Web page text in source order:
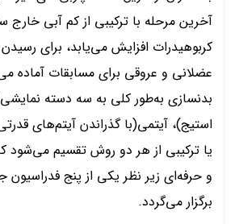
آخرین مرحله با ترکیبی از کم آبی خارج
کربوهیدرات افزایش می‌یابد، برای
عضلانی و عروقی برای مسابقات آماده
بدنسازی به‌طور کلی به سه دسته
استیج)، آیتمی(با گذراندن آیتم‌های
یا ترکیبی از هر دو روش تقسیم می‌شود
و حرفه‌ای زیر نظر یکی از پنج
برگزار می‌گردد.